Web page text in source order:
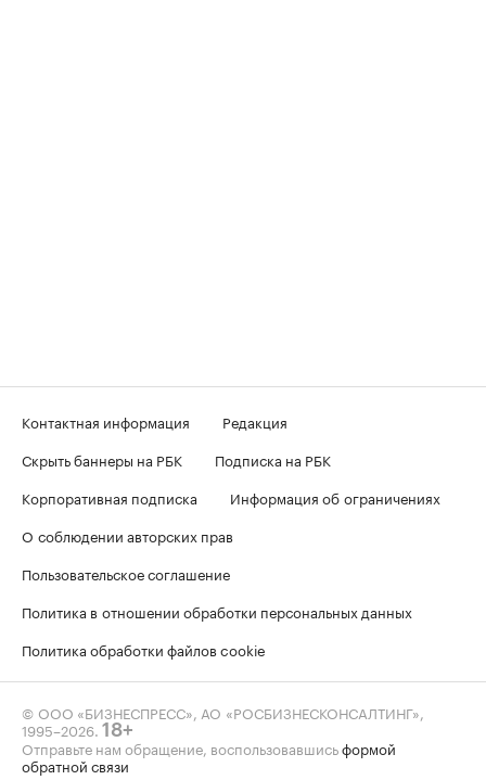
Контактная информация
Редакция
Скрыть баннеры на РБК
Подписка на РБК
Корпоративная подписка
Информация об ограничениях
О соблюдении авторских прав
Пользовательское соглашение
Политика в отношении обработки персональных данных
Политика обработки файлов cookie
© ООО «БИЗНЕСПРЕСС», АО «РОСБИЗНЕСКОНСАЛТИНГ»,
1995–2026. 18+
Отправьте нам обращение, воспользовавшисьформой
обратной связи